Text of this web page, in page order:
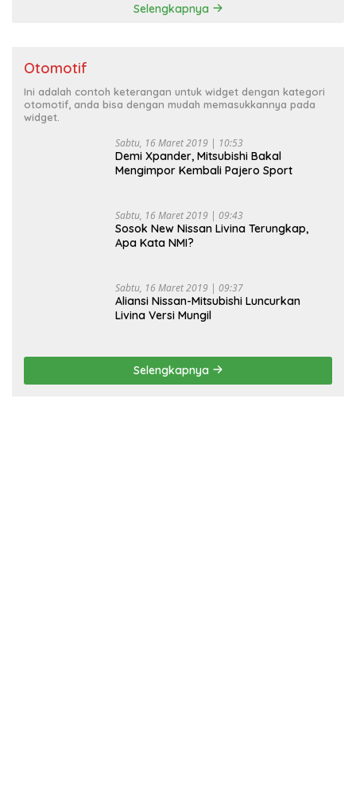
Selengkapnya
Otomotif
Ini adalah contoh keterangan untuk widget dengan kategori
otomotif, anda bisa dengan mudah memasukkannya pada
widget.
Sabtu, 16 Maret 2019 | 10:53
Demi Xpander, Mitsubishi Bakal
Mengimpor Kembali Pajero Sport
Sabtu, 16 Maret 2019 | 09:43
Sosok New Nissan Livina Terungkap,
Apa Kata NMI?
Sabtu, 16 Maret 2019 | 09:37
Aliansi Nissan-Mitsubishi Luncurkan
Livina Versi Mungil
Selengkapnya